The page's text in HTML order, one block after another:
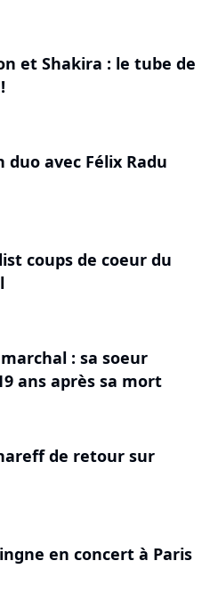
et Shakira : le tube de
duo avec Félix Radu
coups de coeur du
: sa soeur
ans après sa mort
de retour sur
en concert à Paris